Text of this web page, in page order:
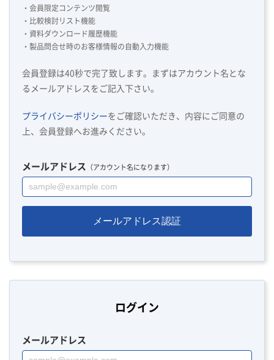
・会員限定コンテンツ閲覧
・比較検討リスト機能
・資料ダウンロード履歴機能
・製品問合せ時のお客様情報の自動入力機能
会員登録は40秒で完了致します。まずはアカウント名とな
るメールアドレスをご記入下さい。
プライバシーポリシーをご確認いただき、内容にご同意の
上、会員登録へお進みください。
メールアドレス （アカウント名になります）
メールアドレス認証
ログイン
メールアドレス